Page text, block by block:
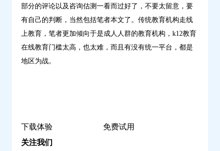
部分的评论以及咨询估测一看而过好了，不要太留意，要
有自己的判断，当然包括笔者本文了。传统教育机构走线
上教育，笔者更加倾向于是成人人群的教育机构，k12教育
在线教育门槛太高，也太难，而且有没有统一平台，都是
地区为战。
下载体验
免费试用
关注我们